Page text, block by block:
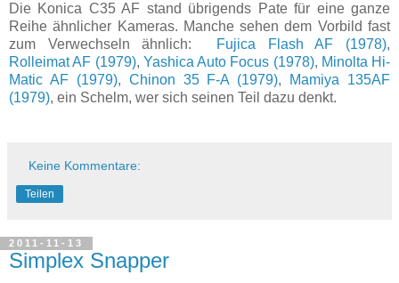
Die Konica C35 AF stand übrigends Pate für eine ganze
Reihe ähnlicher Kameras. Manche sehen dem Vorbild fast
zum Verwechseln ähnlich:
Fujica Flash AF (1978),
Rolleimat AF (1979), Yashica Auto Focus (1978), Minolta Hi-
Matic AF (1979), Chinon 35 F-A (1979),
Mamiya 135AF
(1979), ein Schelm, wer sich seinen Teil dazu denkt.
Keine Kommentare:
Teilen
2011-11-13
Simplex Snapper